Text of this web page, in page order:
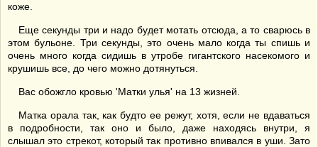
коже.
Еще секунды три и надо будет мотать отсюда, а то сварюсь в
этом бульоне. Три секунды, это очень мало когда ты спишь и
очень много когда сидишь в утробе гигантского насекомого и
крушишь все, до чего можно дотянуться.
Вас обожгло кровью 'Матки улья' на 13 жизней.
Матка орала так, как будто ее режут, хотя, если не вдаваться
в подробности, так оно и было, даже находясь внутри, я
слышал это стрекот, который так противно впивался в уши. Зато